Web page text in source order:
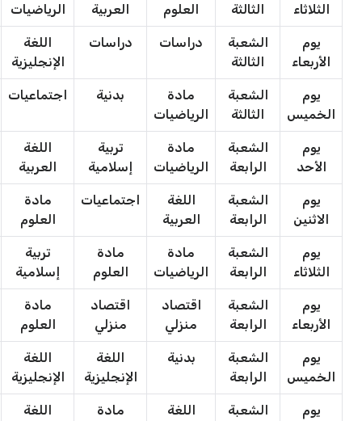
الثلاثاء
الثالثة
العلوم
العربية
الرياضيات
يوم
الأربعاء
الشعبة
الثالثة
دراسات دراسات
اللغة
الإنجليزية
يوم
الخميس
الشعبة
الثالثة
مادة
الرياضيات
بدنية اجتماعيات
يوم
الأحد
الشعبة
الرابعة
مادة
الرياضيات
تربية
إسلامية
اللغة
العربية
يوم
الاثنين
الشعبة
الرابعة
اللغة
العربية
اجتماعيات
مادة
العلوم
يوم
الثلاثاء
الشعبة
الرابعة
مادة
الرياضيات
مادة
العلوم
تربية
إسلامية
يوم
الأربعاء
الشعبة
الرابعة
اقتصاد
منزلي
اقتصاد
منزلي
مادة
العلوم
يوم
الخميس
الشعبة
الرابعة
بدنية
اللغة
الإنجليزية
اللغة
الإنجليزية
يوم
الشعبة
اللغة
مادة
اللغة